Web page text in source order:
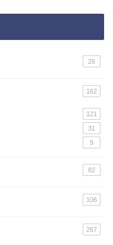
26
162
121
31
9
82
106
267